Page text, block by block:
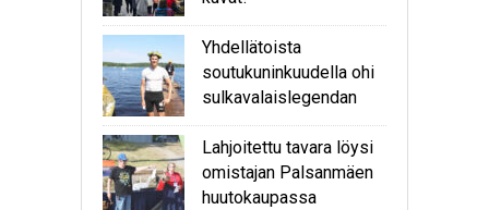
Yhdellätoista
soutukuninkuudella ohi
sulkavalaislegendan
Lahjoitettu tavara löysi
omistajan Palsanmäen
huutokaupassa